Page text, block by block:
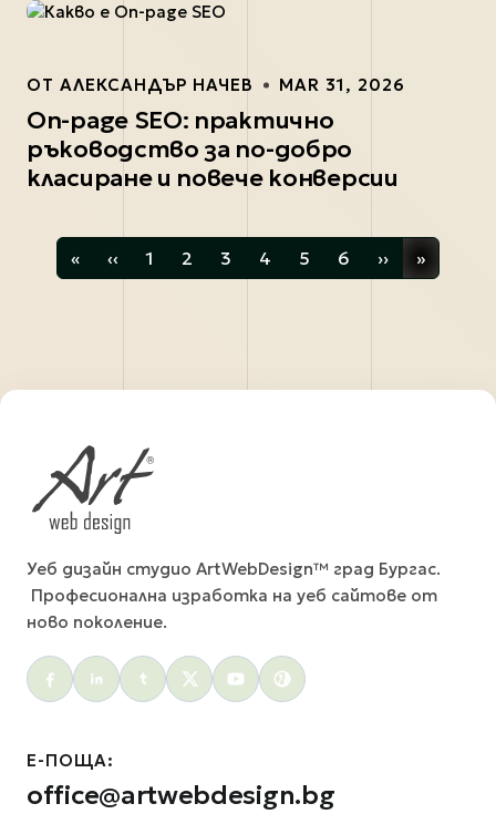
ОТ АЛЕКСАНДЪР НАЧЕВ MAR 31, 2026
On-page SEO: практично
ръководство за по-добро
класиране и повече конверсии
« ‹‹ 1 2 3 4 5 6 ›› »
Уеб дизайн студио ArtWebDesign™ град Бургас.
Професионална изработка на уеб сайтове от
ново поколение.
Social menu
Е-ПОЩА:
office@artwebdesign.bg